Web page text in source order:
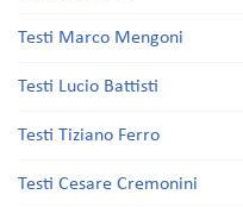
Testi Marco Mengoni
Testi Lucio Battisti
Testi Tiziano Ferro
Testi Cesare Cremonini